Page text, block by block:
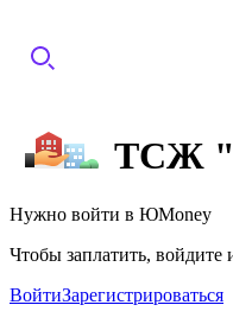
ТСЖ
Нужно войти в ЮMoney
Чтобы заплатить,
ВойтиЗарегистрироваться